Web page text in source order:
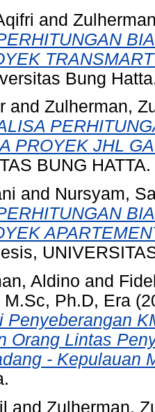
and
Bung
and Zulherman,
PROYEK JHL
BUNG HATTA.
and Nursyam,
Aldino and
M.Sc, Ph.D, Era
Penyeberangan
Orang Lintas
- Kepulauan
and Zulherman,